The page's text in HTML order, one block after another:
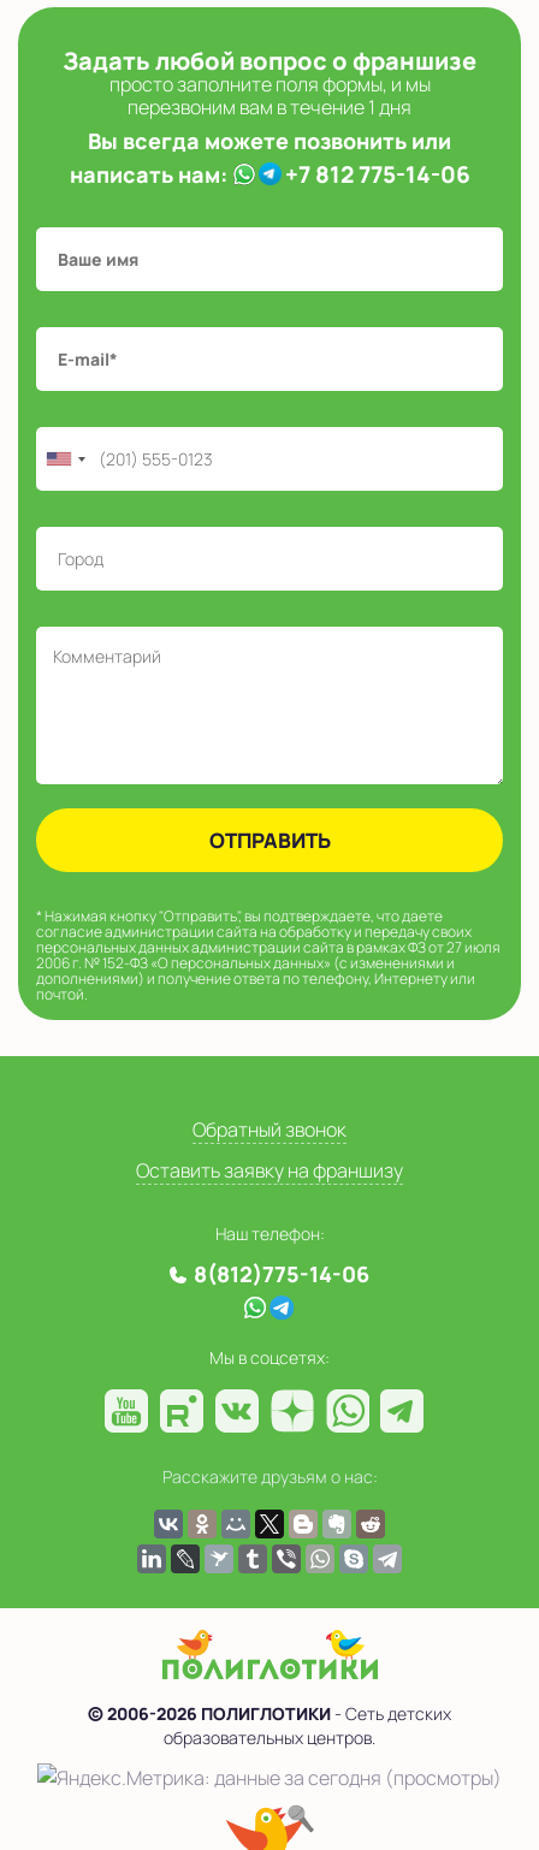
Задать любой вопрос о франшизе
просто заполните поля формы, и мы
перезвоним вам в течение 1 дня
Вы всегда можете позвонить или
написать нам:
+7 812 775-14-06
* Нажимая кнопку "Отправить", вы подтверждаете, что даете
согласие администрации сайта на обработку и передачу своих
персональных данных администрации сайта в рамках ФЗ от 27 июля
2006 г. № 152-ФЗ «О персональных данных» (с изменениями и
дополнениями) и получение ответа по телефону, Интернету или
почтой.
Обратный звонок
Оставить заявку на франшизу
Наш телефон:
8(812)775-14-06
Мы в соцсетях:
Расскажите друзьям о нас:
© 2006-2026 ПОЛИГЛОТИКИ- Сеть детских
образовательных центров.